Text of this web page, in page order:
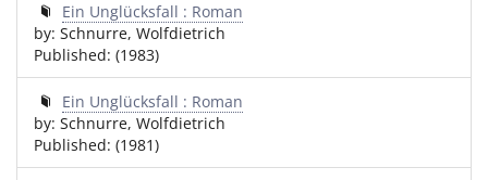
Ein Unglücksfall : Roman
by: Schnurre, Wolfdietrich
Published: (1983)
Ein Unglücksfall : Roman
by: Schnurre, Wolfdietrich
Published: (1981)